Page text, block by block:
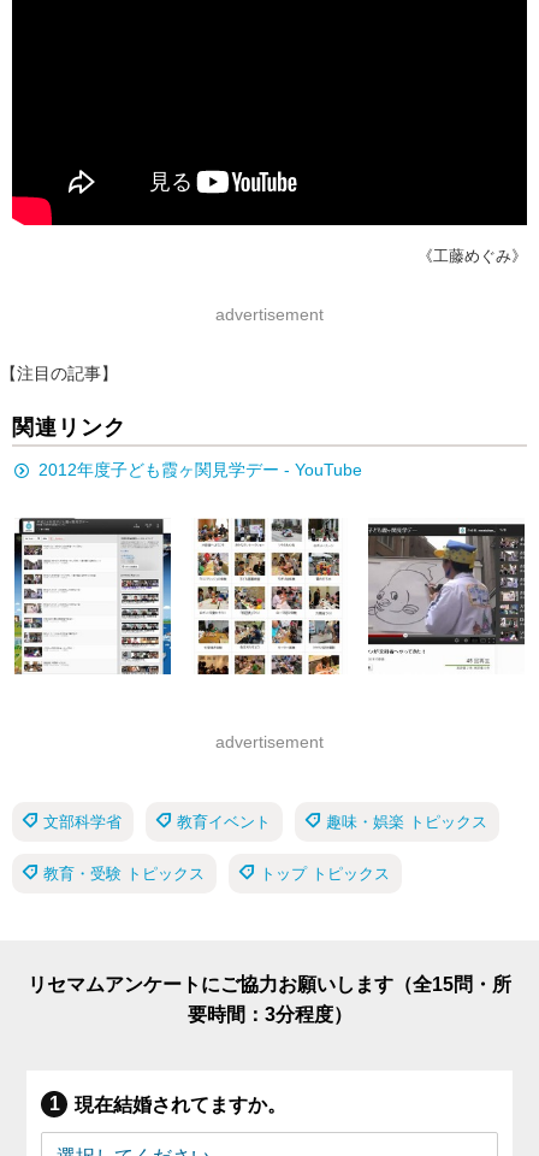
《工藤めぐみ》
advertisement
【注目の記事】
関連リンク
2012年度子ども霞ヶ関見学デー - YouTube
advertisement
文部科学省 教育イベント 趣味・娯楽 トピックス
教育・受験 トピックス トップ トピックス
リセマムアンケートにご協力お願いします（全15問・所
要時間：3分程度）
現在結婚されてますか。